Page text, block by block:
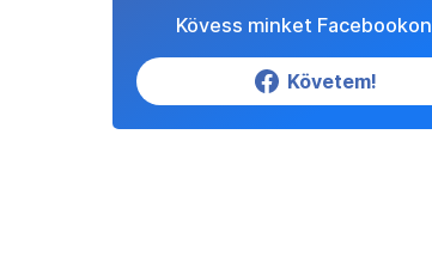
Kövess minket
Követem!